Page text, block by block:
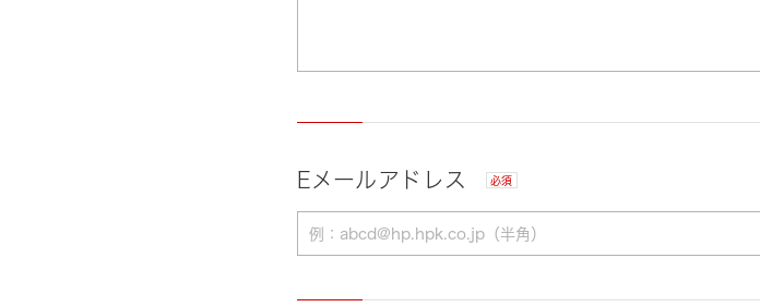
Eメールアドレス 必須